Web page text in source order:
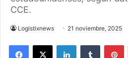
CCE.
Logistixnews 21 noviembre, 2025